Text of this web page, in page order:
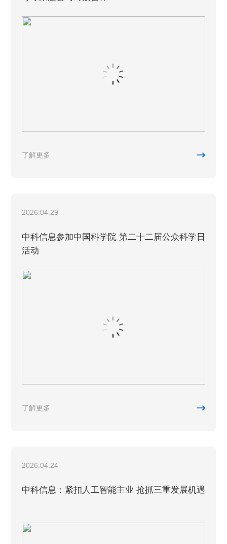
了解更多 
2026.04.29
中科信息参加中国科学院 第二十二届公众科学日
活动
了解更多 
2026.04.24
中科信息：紧扣人工智能主业 抢抓三重发展机遇